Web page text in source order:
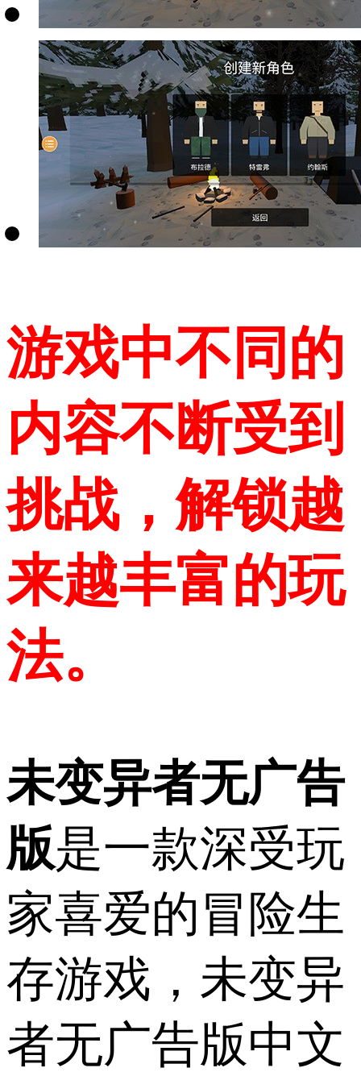
游戏中不同的
内容不断受到
挑战，解锁越
来越丰富的玩
法。
未变异者无广告
版是一款深受玩
家喜爱的冒险生
存游戏，未变异
者无广告版中文